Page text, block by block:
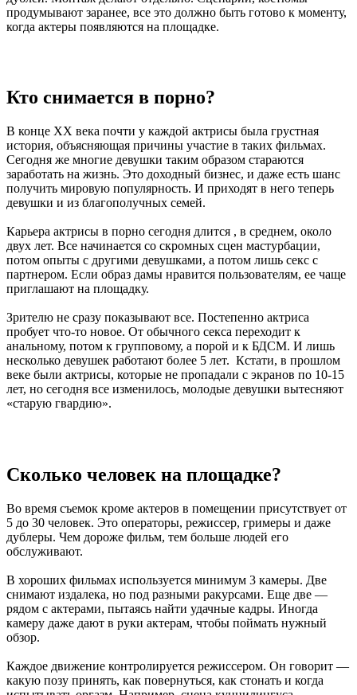
продумывают заранее, все это должно быть готово к моменту,
когда актеры появляются на площадке.
Кто снимается в порно?
В конце ХХ века почти у каждой актрисы была грустная
история, объясняющая причины участие в таких фильмах.
Сегодня же многие девушки таким образом стараются
заработать на жизнь. Это доходный бизнес, и даже есть шанс
получить мировую популярность. И приходят в него теперь
девушки и из благополучных семей.
Карьера актрисы в порно сегодня длится , в среднем, около
двух лет. Все начинается со скромных сцен мастурбации,
потом опыты с другими девушками, а потом лишь секс с
партнером. Если образ дамы нравится пользователям, ее чаще
приглашают на площадку.
Зрителю не сразу показывают все. Постепенно актриса
пробует что-то новое. От обычного секса переходит к
анальному, потом к групповому, а порой и к БДСМ. И лишь
несколько девушек работают более 5 лет. Кстати, в прошлом
веке были актрисы, которые не пропадали с экранов по 10-15
лет, но сегодня все изменилось, молодые девушки вытесняют
«старую гвардию».
Сколько человек на площадке?
Во время съемок кроме актеров в помещении присутствует от
5 до 30 человек. Это операторы, режиссер, гримеры и даже
дублеры. Чем дороже фильм, тем больше людей его
обслуживают.
В хороших фильмах используется минимум 3 камеры. Две
снимают издалека, но под разными ракурсами. Еще две —
рядом с актерами, пытаясь найти удачные кадры. Иногда
камеру даже дают в руки актерам, чтобы поймать нужный
обзор.
Каждое движение контролируется режиссером. Он говорит —
какую позу принять, как повернуться, как стонать и когда